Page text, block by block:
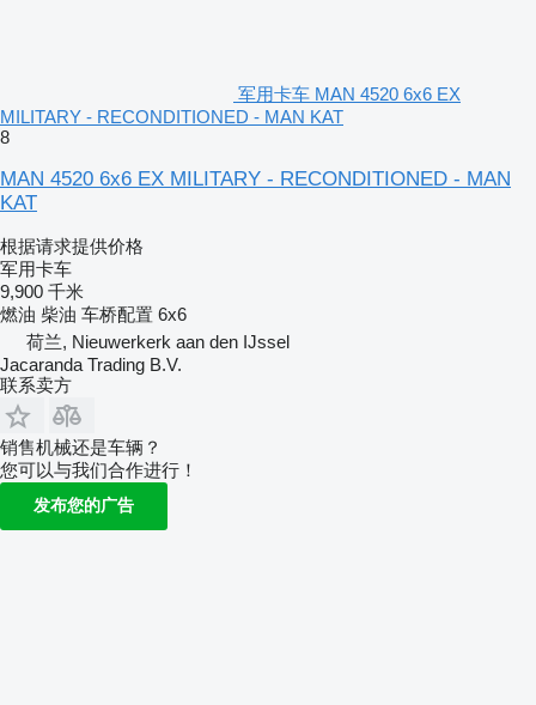
军用卡车 MAN 4520 6x6 EX
MILITARY - RECONDITIONED - MAN KAT
8
MAN 4520 6x6 EX MILITARY - RECONDITIONED - MAN
KAT
根据请求提供价格
军用卡车
9,900 千米
燃油 柴油 车桥配置 6x6
荷兰, Nieuwerkerk aan den IJssel
Jacaranda Trading B.V.
联系卖方
销售机械还是车辆？
您可以与我们合作进行！
发布您的广告